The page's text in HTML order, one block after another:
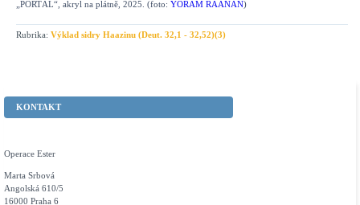
„PORTÁL“, akryl na plátně, 2025. (foto: YORAM RAANAN)
Rubrika: Výklad sidry Haazinu (Deut. 32,1 - 32,52)(3)
KONTAKT
Operace Ester
Marta Srbová
Angolská 610/5
16000 Praha 6